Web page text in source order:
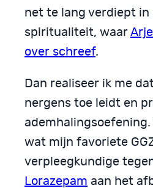
net te lang verdiept in
spiritualiteit, waar
over schreef.
Dan realiseer ik me
nergens toe leidt en
ademhalingsoefening.
wat mijn favoriete
verpleegkundige
Lorazepam aan het